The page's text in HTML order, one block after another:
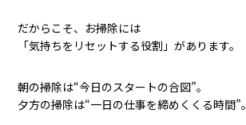
だからこそ、お掃除には
「気持ちをリセットする役割」があります。
朝の掃除は“今日のスタートの合図”。
夕方の掃除は“一日の仕事を締めくくる時間”。